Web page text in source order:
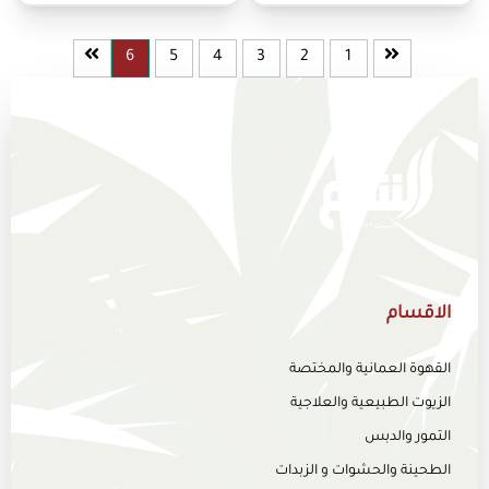
1
2
3
4
5
6
الاقسام
القهوة العمانية والمختصة
الزيوت الطبيعية والعلاجية
التمور والدبس
الطحينة والحشوات و الزبدات